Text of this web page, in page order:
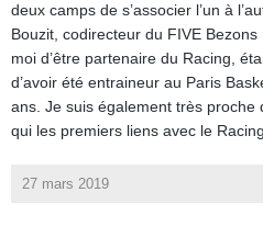
deux camps de s’associer l’un à
Bouzit, codirecteur du FIVE
moi d’être partenaire du Racing,
d’avoir été entraineur au Paris
ans. Je suis également très proche
qui les premiers liens avec le Racing
27 mars 2019